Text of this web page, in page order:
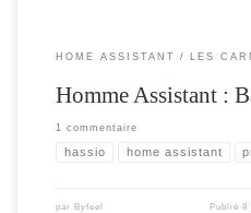
HOME ASSISTANT LES
Homme Assistant :
1 commentaire
hassio home assistant
par Byfeel Publié8